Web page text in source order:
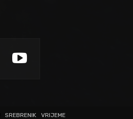
SREBRENIK VRIJEME